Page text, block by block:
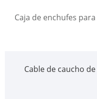
Caja de enchufes
Cable de caucho